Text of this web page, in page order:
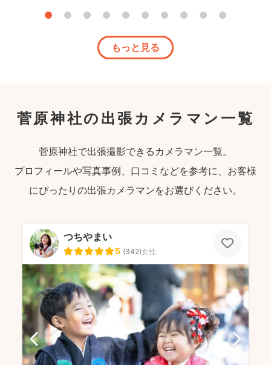
もっと見る
菅原神社の出張カメラマン一覧
菅原神社で出張撮影できるカメラマン一覧。
プロフィールや写真事例、口コミなどを参考に、お客様
にぴったりの出張カメラマンをお選びください。
つちやまい
5 (342)女性